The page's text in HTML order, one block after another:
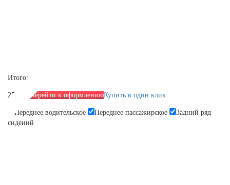
Итого:
2590 р. Перейти к оформлениюКупить в один клик
Переднее водительское Переднее пассажирское
Задний ряд
сидений